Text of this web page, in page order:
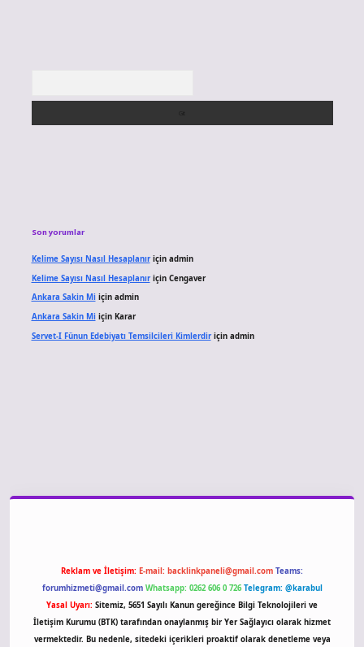
Son yorumlar
Kelime Sayısı Nasıl Hesaplanıriçin admin
Kelime Sayısı Nasıl Hesaplanıriçin Cengaver
Ankara Sakin Miiçin admin
Ankara Sakin Miiçin Karar
Servet-I Fünun Edebiyatı Temsilcileri Kimlerdiriçin admin
Reklam ve İletişim: E-mail: backlinkpaneli@gmail.com Teams:
forumhizmeti@gmail.com Whatsapp: 0262 606 0 726 Telegram: @karabul
Yasal Uyarı: Sitemiz, 5651 Sayılı Kanun gereğince Bilgi Teknolojileri ve
İletişim Kurumu (BTK) tarafından onaylanmış bir Yer Sağlayıcı olarak hizmet
vermektedir. Bu nedenle, sitedeki içerikleri proaktif olarak denetleme veya